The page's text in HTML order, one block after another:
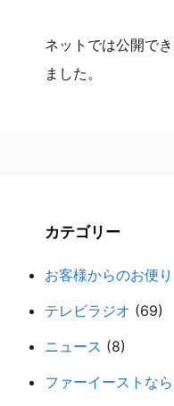
ネットでは公開で
ました。
カテゴリー
お客様からのお便り
テレビラジオ (69)
ニュース (8)
ファーイーストな